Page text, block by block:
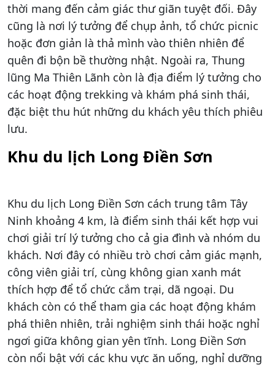
thời mang đến cảm giác thư giãn tuyệt đối. Đây
cũng là nơi lý tưởng để chụp ảnh, tổ chức picnic
hoặc đơn giản là thả mình vào thiên nhiên để
quên đi bộn bề thường nhật. Ngoài ra, Thung
lũng Ma Thiên Lãnh còn là địa điểm lý tưởng cho
các hoạt động trekking và khám phá sinh thái,
đặc biệt thu hút những du khách yêu thích phiêu
lưu.
Khu du lịch Long Điền Sơn
Khu du lịch Long Điền Sơn cách trung tâm Tây
Ninh khoảng 4 km, là điểm sinh thái kết hợp vui
chơi giải trí lý tưởng cho cả gia đình và nhóm du
khách. Nơi đây có nhiều trò chơi cảm giác mạnh,
công viên giải trí, cùng không gian xanh mát
thích hợp để tổ chức cắm trại, dã ngoại. Du
khách còn có thể tham gia các hoạt động khám
phá thiên nhiên, trải nghiệm sinh thái hoặc nghỉ
ngơi giữa không gian yên tĩnh. Long Điền Sơn
còn nổi bật với các khu vực ăn uống, nghỉ dưỡng